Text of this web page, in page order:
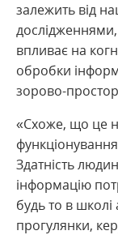
залежить від
впливає на
обробки
зорово-
«Схоже, що це
Здатність
інформацію
будь то в школі
прогулянки,